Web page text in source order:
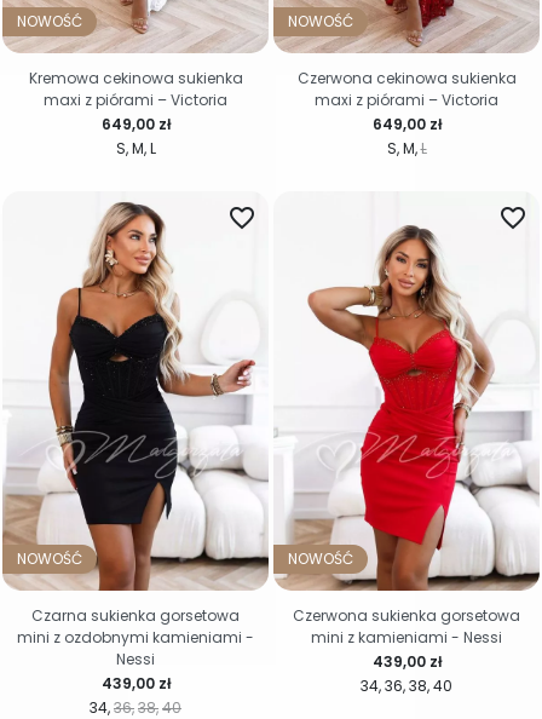
NOWOŚĆ
S M L
Cena
649,00 zł
Kremowa cekinowa sukienka
maxi z piórami – Victoria
NOWOŚĆ
S M L
Cena
649,00 zł
Czerwona cekinowa sukienka
maxi z piórami – Victoria
NOWOŚĆ
34 36 38 40
favorite_border
Cena
439,00 zł
Czarna sukienka gorsetowa
mini z ozdobnymi kamieniami -
Nessi
NOWOŚĆ
34 36 38 40
favorite_border
Cena
439,00 zł
Czerwona sukienka gorsetowa
mini z kamieniami - Nessi